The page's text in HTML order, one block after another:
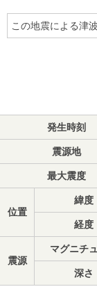
この地震による津
発生時刻
震源地
最大震度
位置
緯度
経度
震源
マグニチ
深さ